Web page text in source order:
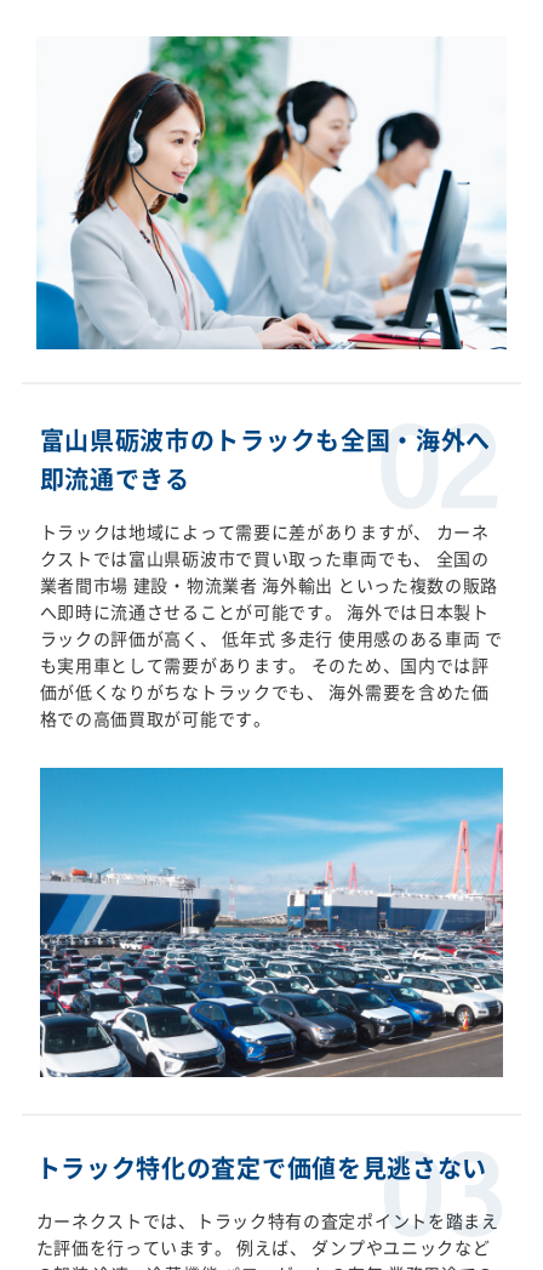
富山県砺波市のトラックも全国・海外へ
即流通できる
トラックは地域によって需要に差がありますが、 カーネ
クストでは富山県砺波市で買い取った車両でも、 全国の
業者間市場 建設・物流業者 海外輸出 といった複数の販路
へ即時に流通させることが可能です。 海外では日本製ト
ラックの評価が高く、 低年式 多走行 使用感のある車両 で
も実用車として需要があります。 そのため、国内では評
価が低くなりがちなトラックでも、 海外需要を含めた価
格での高価買取が可能です。
トラック特化の査定で価値を見逃さない
カーネクストでは、トラック特有の査定ポイントを踏まえ
た評価を行っています。 例えば、 ダンプやユニックなど